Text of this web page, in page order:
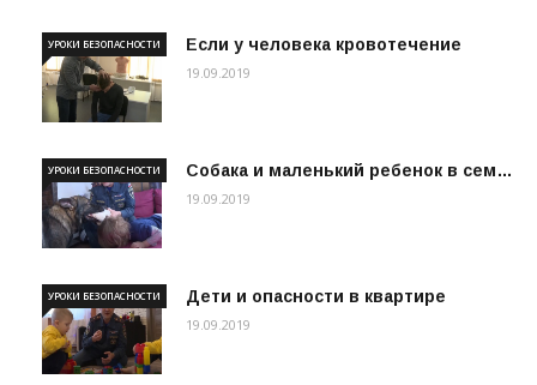
Если у человека кровотечение
УРОКИ БЕЗОПАСНОСТИ
19.09.2019
Собака и маленький ребенок в сем…
УРОКИ БЕЗОПАСНОСТИ
19.09.2019
Дети и опасности в квартире
УРОКИ БЕЗОПАСНОСТИ
19.09.2019